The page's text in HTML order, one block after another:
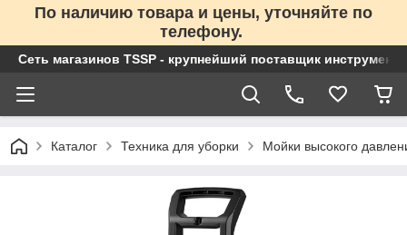
По наличию товара и цены, уточняйте по
телефону.
Сеть магазинов TSSP - крупнейший поставщик
Каталог Техника для уборки Мойки высокого